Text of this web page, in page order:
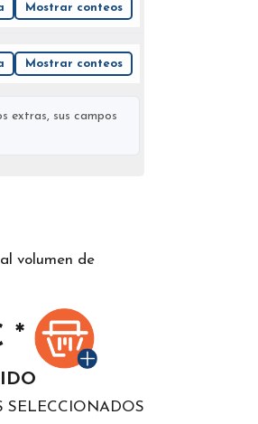
Mostrar conteos
Mostrar conteos
extras, sus campos
volumen de
*
SELECCIONADOS